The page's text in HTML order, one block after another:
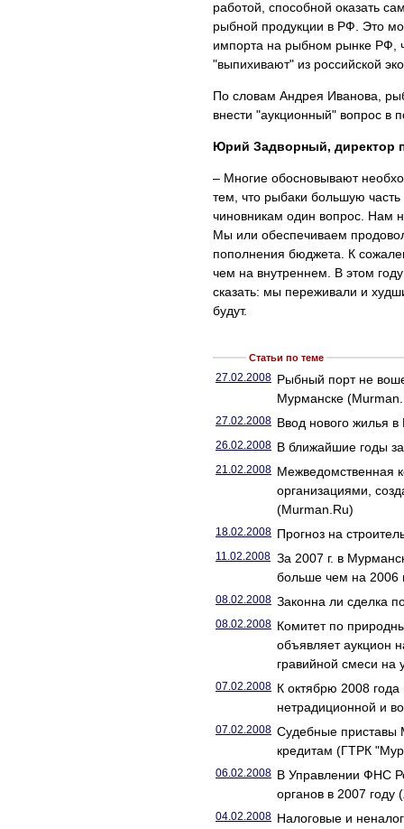
работой, способной оказать
рыбной продукции в РФ. Это
импорта на рыбном рынке РФ,
"выпихивают" из российской
По словам Андрея Иванова,
внести "аукционный" вопрос в
Юрий Задворный, директор
– Многие обосновывают
тем, что рыбаки большую
чиновникам один вопрос. Нам
Мы или обеспечиваем
пополнения бюджета. К
чем на внутреннем. В этом
сказать: мы переживали и
будут.
Статьи по теме
27.02.2008 Рыбный порт не
Мурманске
27.02.2008 Ввод нового жилья
26.02.2008 В ближайшие годы
21.02.2008 Межведомственная
организациями,
(Murman.Ru)
18.02.2008 Прогноз на
11.02.2008 За 2007 г. в
больше чем на 2006
08.02.2008 Законна ли сделка
08.02.2008 Комитет по
объявляет аукцион
гравийной смеси на
07.02.2008 К октябрю 2008 года
нетрадиционной и
07.02.2008 Судебные приставы
кредитам (ГТРК
06.02.2008 В Управлении ФНС
органов в 2007
04.02.2008 Налоговые и